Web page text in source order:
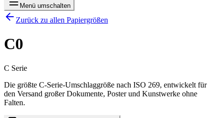
Menü umschalten
Zurück zu allen Papiergrößen
C0
C Serie
Die größte C-Serie-Umschlaggröße nach ISO 269, entwickelt für
den Versand großer Dokumente, Poster und Kunstwerke ohne
Falten.